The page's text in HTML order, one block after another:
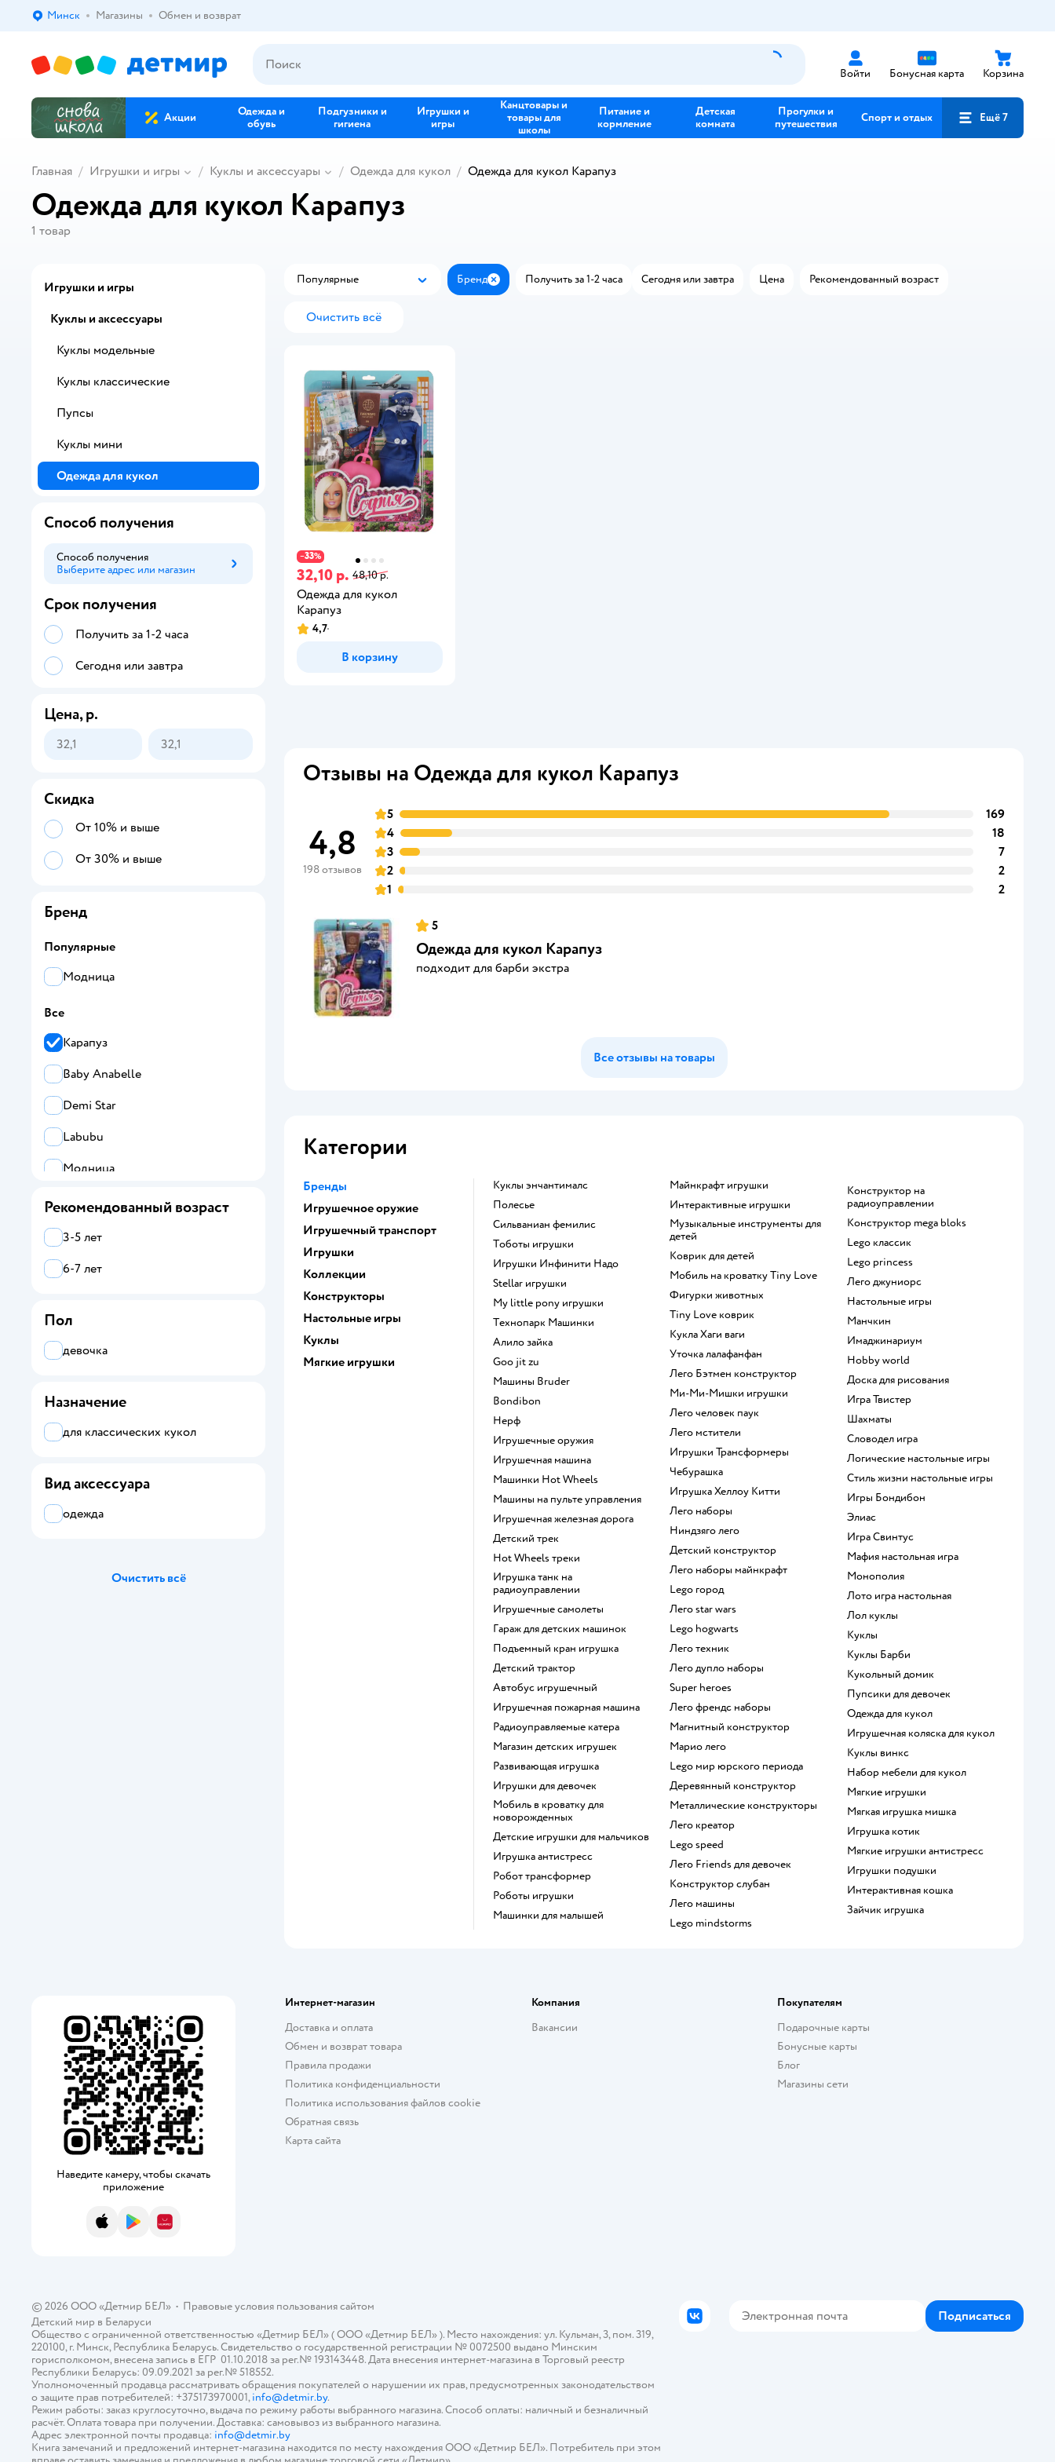
Выбор адреса доставки.
Минск Магазины Обмен и возврат
Войти Бонусная карта Корзина
Акции
Одежда и
обувь
Подгузники и
гигиена
Игрушки и
игры
Канцтовары и
товары для
школы
Питание и
кормление
Детская
комната
Прогулки и
путешествия
Спорт и отдых Ещё 7
Главная Игрушки и игры Куклы и аксессуары Одежда для кукол Одежда для кукол Карапуз
Одежда для кукол Карапуз
1 товар
Популярные
Популярные Бренд ЗакрытьПолучить за 1-2 часа Сегодня или завтра Цена Рекомендованный возраст
Очистить всё
−33%
32,10 р. 48,10 р.
Одежда для кукол
Карапуз
4,7
В корзину
Отзывы на Одежда для кукол Карапуз
4,8
198 отзывов
5
169
4
18
3
7
2
2
1
2
5
Одежда для кукол Карапуз
подходит для барби экстра
Все отзывы на товары
Категории
Бренды
Игрушечное оружие
Игрушечный транспорт
Игрушки
Коллекции
Конструкторы
Настольные игры
Куклы
Мягкие игрушки
Куклы энчантималс
Полесье
Сильваниан фемилис
Тоботы игрушки
Игрушки Инфинити Надо
Stellar игрушки
my little pony игрушки
Технопарк Машинки
Алило зайка
Goo jit zu
Машины Bruder
Bondibon
Нерф
Игрушечные оружия
Игрушечная машина
Машинки Hot Wheels
Машины на пульте управления
Игрушечная железная дорога
Детский трек
Hot Wheels треки
Игрушка танк на
радиоуправлении
Игрушечные самолеты
Гараж для детских машинок
Подъемный кран игрушка
Детский трактор
Автобус игрушечный
Игрушечная пожарная машина
Радиоуправляемые катера
Магазин детских игрушек
Развивающая игрушка
Игрушки для девочек
Мобиль в кроватку для
новорожденных
Детские игрушки для мальчиков
Игрушка антистресс
Робот трансформер
Роботы игрушки
Машинки для малышей
Майнкрафт игрушки
Интерактивные игрушки
Музыкальные инструменты для
детей
Коврик для детей
Мобиль на кроватку Tiny Love
Фигурки животных
Tiny Love коврик
Кукла Хаги ваги
Уточка лалафанфан
Лего Бэтмен конструктор
Ми-Ми-Мишки игрушки
Лего человек паук
Лего мстители
Игрушки Трансформеры
Чебурашка
Игрушка Хеллоу Китти
Лего наборы
Ниндзяго лего
Детский конструктор
Лего наборы майнкрафт
Lego город
Лего star wars
Lego hogwarts
Лего техник
Лего дупло наборы
Super heroes
Лего френдс наборы
Магнитный конструктор
Марио лего
Lego мир юрского периода
Деревянный конструктор
Металлические конструкторы
Лего креатор
Lego speed
Лего Friends для девочек
Конструктор слубан
Лего машины
Lego mindstorms
Конструктор на
радиоуправлении
Конструктор mega bloks
Lego классик
Lego princess
Лего джуниорс
Настольные игры
Манчкин
Имаджинариум
Hobby world
Доска для рисования
Игра Твистер
Шахматы
Словодел игра
Логические настольные игры
Стиль жизни настольные игры
Игры Бондибон
Элиас
Игра Свинтус
Мафия настольная игра
Монополия
Лото игра настольная
Лол куклы
Куклы
Куклы Барби
Кукольный домик
Пупсики для девочек
Одежда для кукол
Игрушечная коляска для кукол
Куклы винкс
Набор мебели для кукол
Мягкие игрушки
Мягкая игрушка мишка
Игрушка котик
Мягкие игрушки антистресс
Игрушки подушки
Интерактивная кошка
Зайчик игрушка
Игрушки и игры
Куклы и аксессуары
Куклы модельные
Куклы классические
Пупсы
Куклы мини
Одежда для кукол
Способ получения
Способ получения
Выберите адрес или магазин
Способ получения
Срок получения
Получить за 1-2 часа
Сегодня или завтра
Цена, р.
Скидка
От 10% и выше
От 30% и выше
Бренд
Популярные
Модница
Все
Карапуз
Baby Anabelle
Demi Star
Labubu
Модница
Рекомендованный возраст
3-5 лет
6-7 лет
Пол
девочка
Назначение
для классических кукол
Вид аксессуара
одежда
Очистить всё
Наведите камеру, чтобы скачать
приложение
App StoreGoogle PlayAppGallery
Интернет-магазин
Доставка и оплата
Обмен и возврат товара
Правила продажи
Политика конфиденциальности
Политика использования файлов cookie
Обратная связь
Карта сайта
Компания
Вакансии
Покупателям
Подарочные карты
Бонусные карты
Блог
Магазины сети
© 2026 ООО «Детмир БЕЛ» • Правовые условия пользования сайтом
Детский мир в Беларуси
Общество с ограниченной ответственностью «Детмир БЕЛ» ( ООО «Детмир БЕЛ» ). Место нахождения: ул. Кульман, 3, пом. 319,
220100, г. Минск, Республика Беларусь. Свидетельство о государственной регистрации № 0072500 выдано Минским
горисполкомом, внесена запись в ЕГР 01.10.2018 за рег.№ 193143448. Дата внесения интернет-магазина в Торговый реестр
Республики Беларусь: 09.09.2021 за рег.№ 518552.
Уполномоченный продавца рассматривать обращения покупателей о нарушении их прав, предусмотренных законодательством
о защите прав потребителей: +375173970001,info@detmir.by.
Режим работы: заказ круглосуточно, выдача по режиму работы выбранного магазина. Способ оплаты: наличный и безналичный
расчёт. Оплата товара при получении. Доставка: самовывоз из выбранного магазина.
Адрес электронной почты продавца: info@detmir.by
Книга замечаний и предложений интернет-магазина находится по месту нахождения ООО «Детмир БЕЛ». Потребитель при этом
ВКонтакте Подписаться